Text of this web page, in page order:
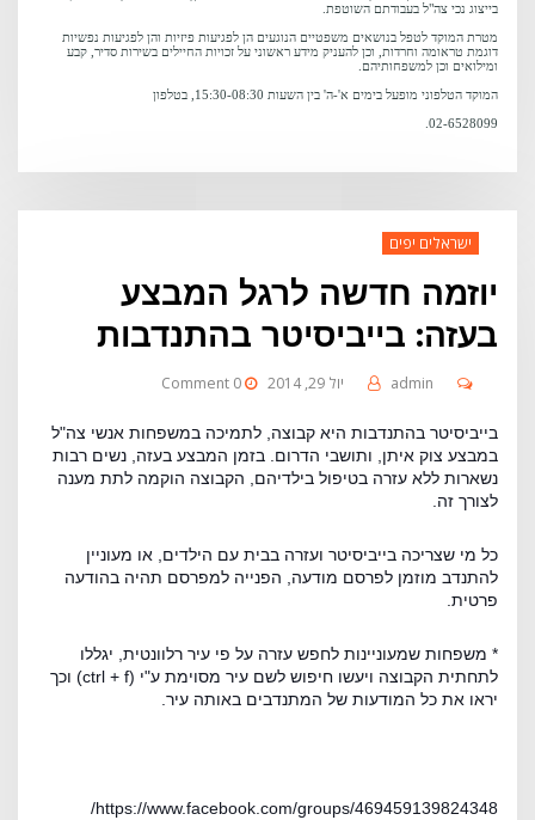
בייצוג נכי צה"ל בעבודתם השוטפת.
מטרת המוקד לטפל בנושאים משפטיים הנוגעים הן לפגיעות פיזיות והן לפגיעות נפשיות
דוגמת טראומה וחרדות, וכן להעניק מידע ראשוני על זכויות החיילים בשירות סדיר, קבע
ומילואים וכן למשפחותיהם.
המוקד הטלפוני מופעל בימים א'-ה' בין השעות 15:30-08:30, בטלפון
02-6528099.
ישראלים יפים
יוזמה חדשה לרגל המבצע
בעזה: בייביסיטר בהתנדבות
יול 29, 2014 admin
0 Comment
בייביסיטר בהתנדבות היא קבוצה, לתמיכה במשפחות אנשי צה"ל
במבצע צוק איתן, ותושבי הדרום. בזמן המבצע בעזה, נשים רבות
נשארות ללא עזרה בטיפול בילדיהם, הקבוצה הוקמה לתת מענה
לצורך זה.
כל מי שצריכה בייביסיטר ועזרה בבית עם הילדים, או מעוניין
להתנדב מוזמן לפרסם מודעה, הפנייה למפרסם תהיה בהודעה
פרטית.
* משפחות שמעוניינות לחפש עזרה על פי עיר רלוונטית, יגללו
לתחתית הקבוצה ויעשו חיפוש לשם עיר מסוימת ע"י (ctrl + f) וכך
יראו את כל המודעות של המתנדבים באותה עיר.
https://www.facebook.com/groups/469459139824348/